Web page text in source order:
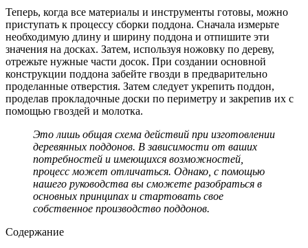
Теперь, когда все материалы и инструменты готовы, можно
приступать к процессу сборки поддона. Сначала измерьте
необходимую длину и ширину поддона и отпишите эти
значения на досках. Затем, используя ножовку по дереву,
отрежьте нужные части досок. При создании основной
конструкции поддона забейте гвозди в предварительно
проделанные отверстия. Затем следует укрепить поддон,
проделав прокладочные доски по периметру и закрепив их с
помощью гвоздей и молотка.
Это лишь общая схема действий при изготовлении
деревянных поддонов. В зависимости от ваших
потребностей и имеющихся возможностей,
процесс может отличаться. Однако, с помощью
нашего руководства вы сможете разобраться в
основных принципах и стартовать свое
собственное производство поддонов.
Содержание